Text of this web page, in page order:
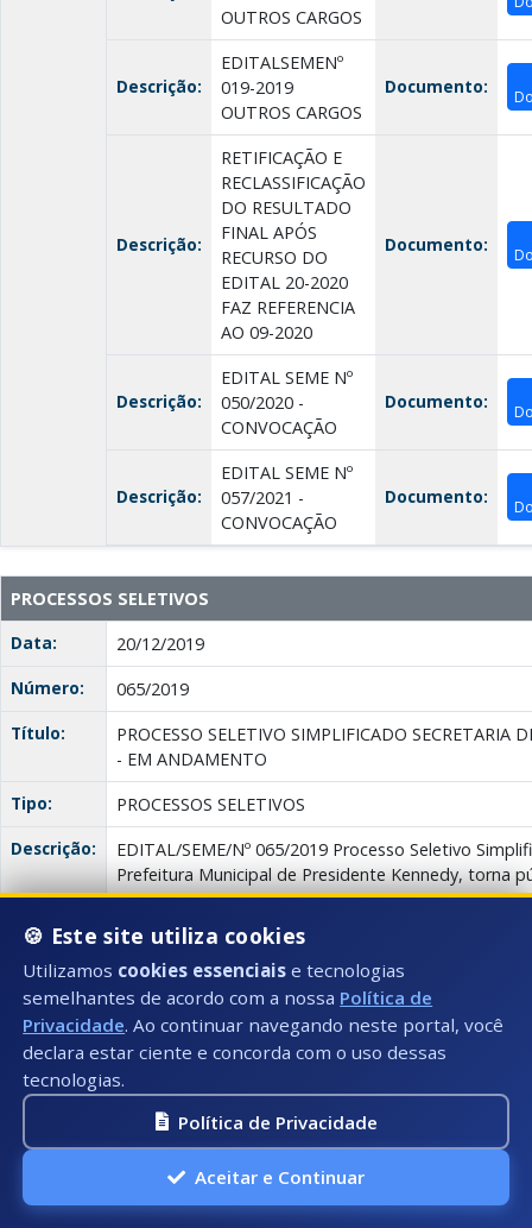
OUTROS CARGOS
Descrição:
EDITALSEMENº
019-2019
OUTROS CARGOS
Documento:
Descrição:
RETIFICAÇÃO E
RECLASSIFICAÇÃO
DO RESULTADO
FINAL APÓS
RECURSO DO
EDITAL 20-2020
FAZ REFERENCIA
AO 09-2020
Documento:
Descrição:
EDITAL SEME Nº
050/2020 -
CONVOCAÇÃO
Documento:
Descrição:
EDITAL SEME Nº
057/2021 -
CONVOCAÇÃO
Documento:
PROCESSOS SELETIVOS
Data:
20/12/2019
Número:
065/2019
Título:
PROCESSO SELETIVO SIMPLIFICADO SECRETARIA
- EM ANDAMENTO
Tipo:
PROCESSOS SELETIVOS
Descrição:
EDITAL/SEME/Nº 065/2019 Processo Seletivo
Prefeitura Municipal de Presidente Kennedy, torna
para Processo Seletivo Simplificado para
e em atendimento as necessidades de excepcional
Presidente Kennedy, com o objetivo de atuar nas
de Ensino, em conformidade com a Lei nº 1.448/
presente Edital.
Anexo(s):
Descrição:
EDITAL SEME
Documento:
Descrição:
FICHA DE
Documento:
RETIFICAÇÃO
DO EDITAL
🍪 Este site utiliza cookies
Utilizamos cookies essenciais e tecnologias
semelhantes de acordo com a nossa Política de
Privacidade. Ao continuar navegando neste portal, você
declara estar ciente e concorda com o uso dessas
tecnologias.
Política de Privacidade
Aceitar e Continuar